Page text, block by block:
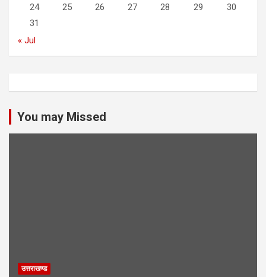
24
25 26 27 28 29
30
31
« Jul
You may Missed
उत्तराखण्ड